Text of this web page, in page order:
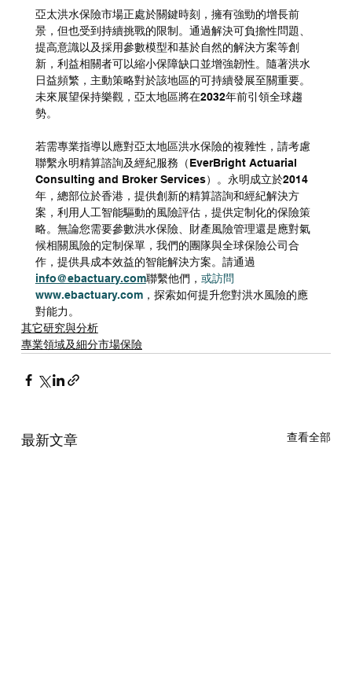
亞太洪水保險市場正處於關鍵時刻，擁有強勁的增長前
景，但也受到持續挑戰的限制。通過解決可負擔性問題、
提高意識以及採用參數模型和基於自然的解決方案等創
新，利益相關者可以縮小保障缺口並增強韌性。隨著洪水
日益頻繁，主動策略對於該地區的可持續發展至關重要。
未來展望保持樂觀，亞太地區將在2032年前引領全球趨
勢。
若需專業指導以應對亞太地區洪水保險的複雜性，請考慮
聯繫永明精算諮詢及經紀服務（EverBright Actuarial
Consulting and Broker Services）。永明成立於2014
年，總部位於香港，提供創新的精算諮詢和經紀解決方
案，利用人工智能驅動的風險評估，提供定制化的保險策
略。無論您需要參數洪水保險、財產風險管理還是應對氣
候相關風險的定制保單，我們的團隊與全球保險公司合
作，提供具成本效益的智能解決方案。請通過
info@ebactuary.com聯繫他們， 或訪問
www.ebactuary.com，探索如何提升您對洪水風險的應
對能力。
其它研究與分析
專業領域及細分市場保險
最新文章 查看全部